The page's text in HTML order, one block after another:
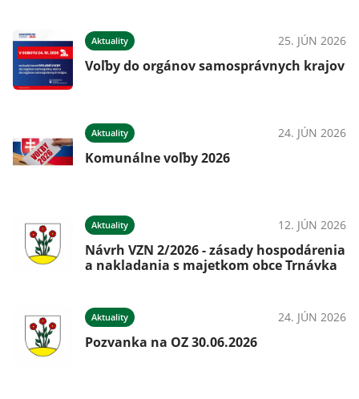
Aktuality 25. JÚN 2026
Voľby do orgánov samosprávnych krajov
Aktuality 24. JÚN 2026
Komunálne voľby 2026
Aktuality 12. JÚN 2026
Návrh VZN 2/2026 - zásady hospodárenia
a nakladania s majetkom obce Trnávka
Aktuality 24. JÚN 2026
Pozvanka na OZ 30.06.2026